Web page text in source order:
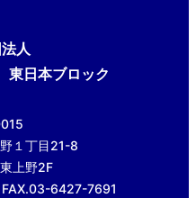
法人
日本ブロック
１丁目21-8
上野2F
6427-7691